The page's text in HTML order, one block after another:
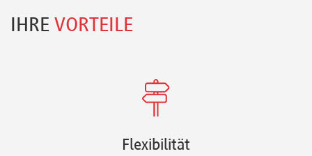
IHRE VORTEILE
Flexibilität